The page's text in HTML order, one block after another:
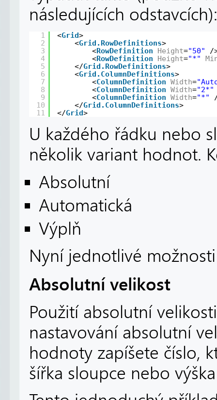
následujících odstavcích):
1
2
3
4
5
6
7
8
9
10
11
<Grid>
<Grid.RowDefinitions>
<RowDefinition Height="50"
/
<RowDefinition Height="*"
</Grid.RowDefinitions>
<Grid.ColumnDefinitions>
<ColumnDefinition Width=
<ColumnDefinition Width="2*"
<ColumnDefinition Width="*"
</Grid.ColumnDefinitions>
</Grid>
U každého řádku nebo
několik variant hodnot.
Absolutní
Automatická
Výplň
Nyní jednotlivé
Absolutní velikost
Použití absolutní
nastavování absolutní
hodnoty zapíšete číslo,
šířka sloupce nebo